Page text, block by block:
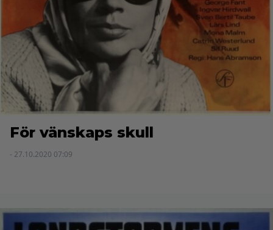
För vänskaps skull
- 27.10.2020 07:09